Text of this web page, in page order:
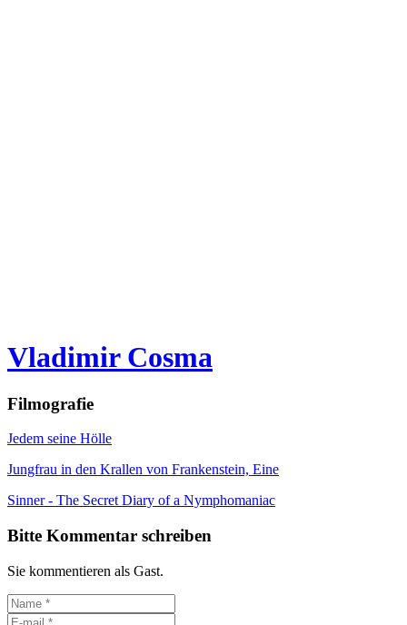
Vladimir Cosma
Filmografie
Jedem seine Hölle
Jungfrau in den Krallen von Frankenstein, Eine
Sinner - The Secret Diary of a Nymphomaniac
Bitte Kommentar schreiben
Sie kommentieren als Gast.